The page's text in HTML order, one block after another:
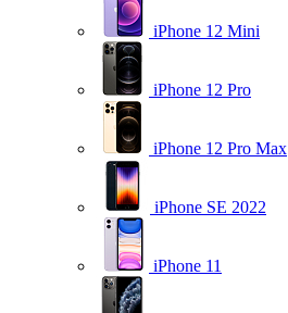
iPhone 12 Mini
iPhone 12 Pro
iPhone 12 Pro Max
iPhone SE 2022
iPhone 11